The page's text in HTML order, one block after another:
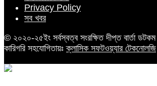
Privacy Policy
সব খবর
© ২০২০-২৫ইং সর্বস্বত্ব সংরক্ষিত দীপ্ত বার্তা ডটকম
কারিগরি সহযোগিতায়ঃক্লাসিক সফটওয়্যার টেকনোলজি